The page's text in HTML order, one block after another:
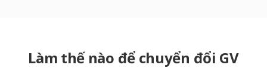
Làm thế nào để chuyển đổi GV